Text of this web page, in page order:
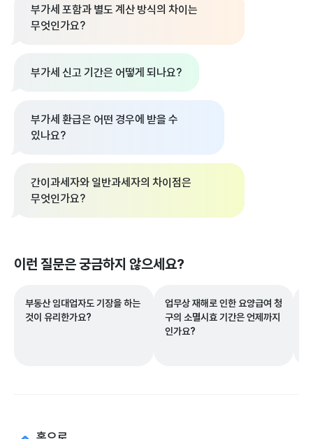
부가세 포함과 별도 계산 방식의 차이는
무엇인가요?
부가세 신고 기간은 어떻게 되나요?
부가세 환급은 어떤 경우에 받을 수
있나요?
간이과세자와 일반과세자의 차이점은
무엇인가요?
이런 질문은 궁금하지 않으세요?
부동산 임대업자도 기장을 하는
것이 유리한가요?
업무상 재해로 인한 요양급여 청
구의 소멸시효 기간은 언제까지
인가요?